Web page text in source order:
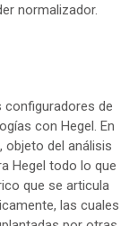
normalizador.
configuradores de
con Hegel. En
objeto del análisis
Hegel todo lo que
que se articula
las cuales